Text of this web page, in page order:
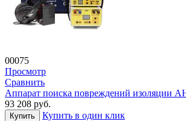
00075
Просмотр
Сравнить
Аппарат поиска повреждений изоляции
93 208 руб.
Купить Купить в один клик